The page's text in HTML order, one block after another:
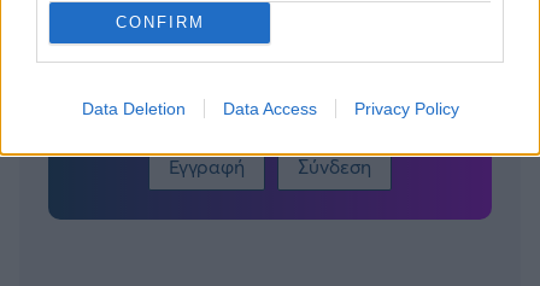
CONFIRM
Data Deletion Data Access Privacy Policy
Για να προσθέσεις το σχόλιο
σου πρέπει να συνδεθείς
στο my gazzetta!
Εγγραφή Σύνδεση